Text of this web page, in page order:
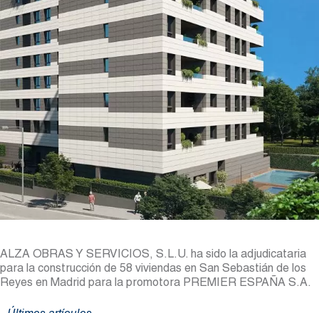
ALZA OBRAS Y SERVICIOS, S.L.U. ha sido la adjudicataria
para la construcción de 58 viviendas en San Sebastián de los
Reyes en Madrid para la promotora PREMIER ESPAÑA S.A.